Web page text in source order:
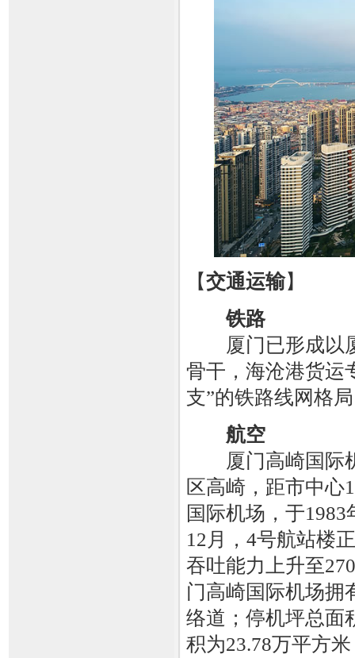
【交通运输】
铁路
厦门已形成以厦
骨干，海沧港货运
支”的铁路线网格
航空
厦门高崎国际
区高崎，距市中心
国际机场，于1983
12月，4号航站楼
吞吐能力上升至
门高崎国际机场拥
络道；停机坪总面
积为23.78万平方